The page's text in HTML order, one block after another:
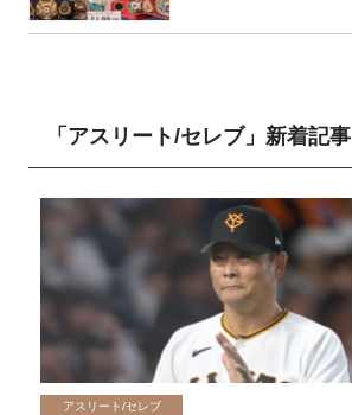
「アスリート/セレブ」新着記事
アスリート/セレブ